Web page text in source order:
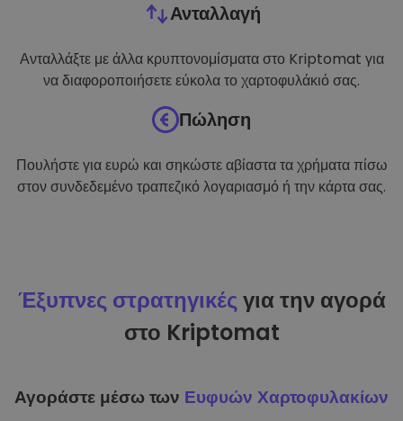
Ανταλλαγή
Ανταλλάξτε με άλλα κρυπτονομίσματα στο Kriptomat για
να διαφοροποιήσετε εύκολα το χαρτοφυλάκιό σας.
Πώληση
Πουλήστε για ευρώ και σηκώστε αβίαστα τα χρήματα πίσω
στον συνδεδεμένο τραπεζικό λογαριασμό ή την κάρτα σας.
Έξυπνες στρατηγικέςγια την αγορά
στο Kriptomat
Αγοράστε μέσω των Ευφυών Χαρτοφυλακίων